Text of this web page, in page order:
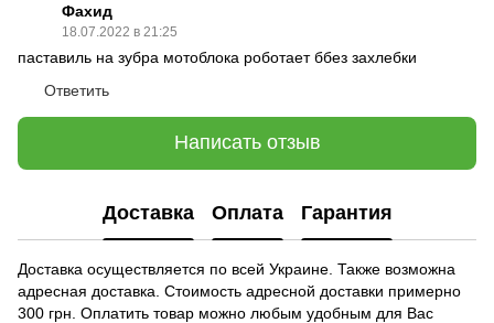
Фахид
18.07.2022 в 21:25
паставиль на зубра мотоблока роботает ббез захлебки
Ответить
Написать отзыв
Доставка Оплата Гарантия
Доставка осуществляется по всей Украине. Также возможна
адресная доставка. Стоимость адресной доставки примерно
300 грн. Оплатить товар можно любым удобным для Вас